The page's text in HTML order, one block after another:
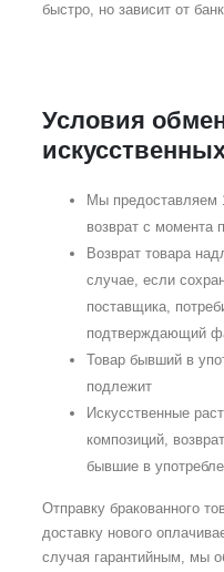
быстро, но зависит от
Условия
Мы предоставляем
возврат с момента
Возврат товара
случае, если
поставщика,
подтверждающий
Товар бывший в
подлежит
Искусственные
композиций,
бывшие в
Отправку бракованного
доставку нового
случая гарантийным, мы